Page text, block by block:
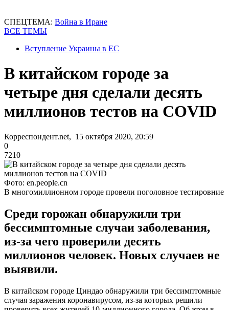
СПЕЦТЕМА: Война в Иране
ВСЕ ТЕМЫ
Вступление Украины в ЕС
В китайском городе за
четыре дня сделали десять
миллионов тестов на COVID
Корреспондент.net, 15 октября 2020, 20:59
0
7210
Фото: en.people.cn
В многомиллионном городе провели поголовное тестировние
Среди горожан обнаружили три
бессимптомные случаи заболевания,
из-за чего проверили десять
миллионов человек. Новых случаев не
выявили.
В китайском городе Циндао обнаружили три бессимптомные
случая заражения коронавирусом, из-за которых решили